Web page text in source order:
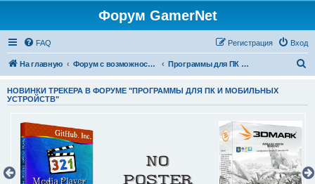
Форум GamerNet
FAQ Вход
Регистрация
На главную Форум с возможностью раздачи Торрент файлов. Программы для ПК и Мобильных устройств
НОВИНКИ ТРЕКЕРА В ФОРУМЕ "ПРОГРАММЫ ДЛЯ ПК И МОБИЛЬНЫХ
УСТРОЙСТВ"